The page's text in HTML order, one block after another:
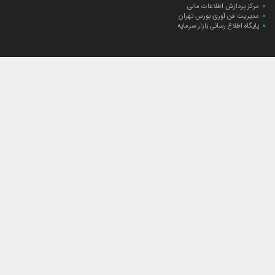
مرکز پردازش اطلاعات مالی
مدیریت فن آوری بورس تهران
پایگاه اطلاع رسانی بازار سرمایه
ارتباط با صندوق